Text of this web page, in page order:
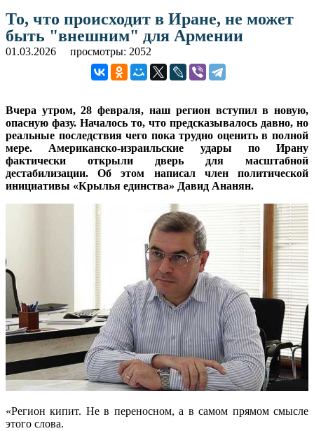
То, что происходит в Иране, не может
быть "внешним" для Армении
01.03.2026 просмотры: 2052
Вчера утром, 28 февраля, наш регион вступил в новую,
опасную фазу. Началось то, что предсказывалось давно, но
реальные последствия чего пока трудно оценить в полной
мере. Американско-израильские удары по Ирану
фактически открыли дверь для масштабной
дестабилизации. Об этом написал член политической
инициативы «Крылья единства» Давид Ананян.
«Регион кипит. Не в переносном, а в самом прямом смысле
этого слова.